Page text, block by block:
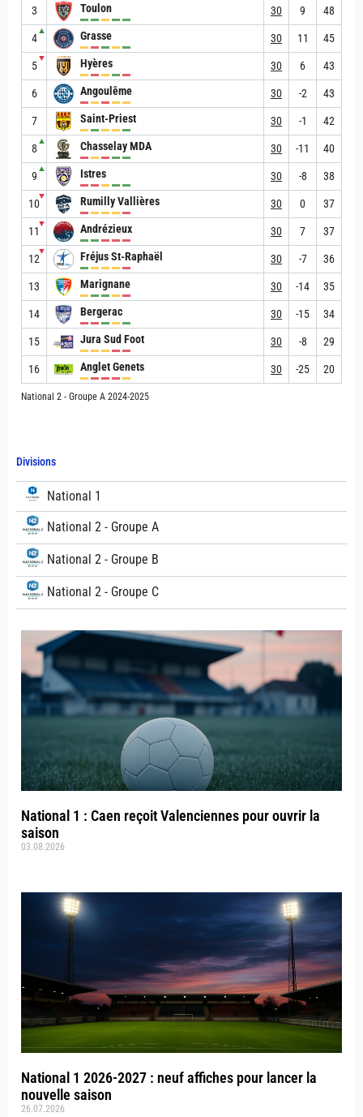
Divisions
National 1
National 2 - Groupe A
National 2 - Groupe B
National 2 - Groupe C
National 1 : Caen reçoit Valenciennes pour ouvrir la
saison
03.08.2026
National 1 2026-2027 : neuf affiches pour lancer la
nouvelle saison
26.07.2026
3 Toulon 30 9 48
4
▲ Grasse 30 11 45
5
▼ Hyères 30 6 43
6 Angoulême 30 -2 43
7 Saint-Priest 30 -1 42
8
▲ Chasselay MDA 30 -11 40
9
▲ Istres 30 -8 38
10
▼ Rumilly Vallières 30 0 37
11
▼ Andrézieux 30 7 37
12
▼ Fréjus St-Raphaël 30 -7 36
13 Marignane 30 -14 35
14 Bergerac 30 -15 34
15 Jura Sud Foot 30 -8 29
16 Anglet Genets 30 -25 20
National 2 - Groupe A 2024-2025